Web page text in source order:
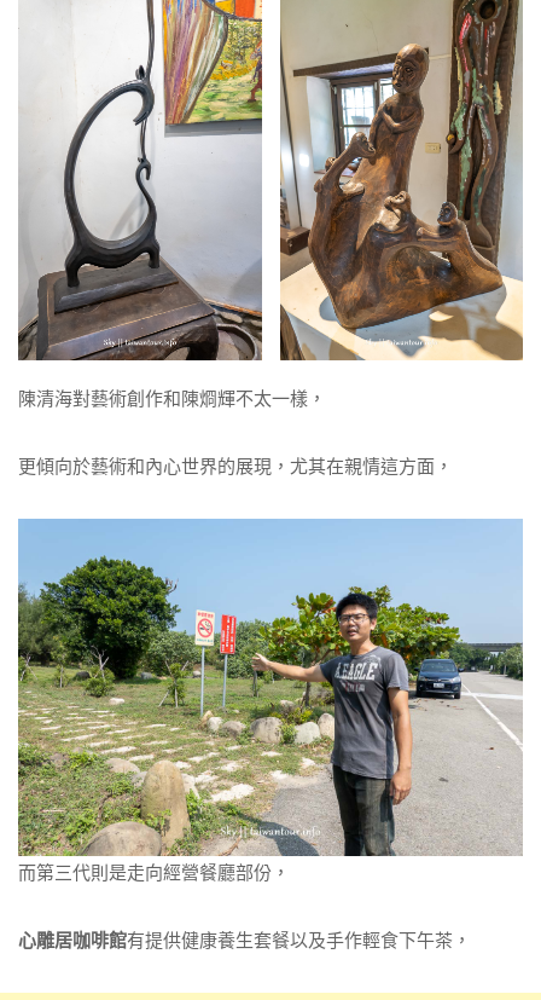
陳清海對藝術創作和陳烱輝不太一樣，
更傾向於藝術和內心世界的展現，尤其在親情這方面，
而第三代則是走向經營餐廳部份，
心雕居咖啡館有提供健康養生套餐以及手作輕食下午茶，